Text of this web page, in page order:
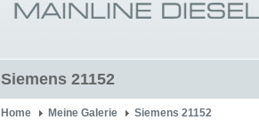
Siemens 21152
Home Meine Galerie Siemens 21152